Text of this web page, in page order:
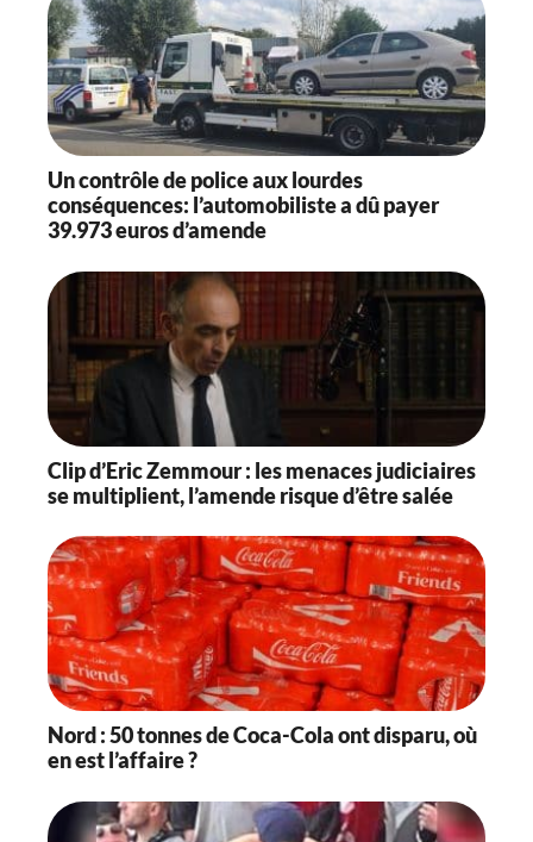
Un contrôle de police aux lourdes
conséquences: l’automobiliste a dû payer
39.973 euros d’amende
Clip d’Eric Zemmour : les menaces judiciaires
se multiplient, l’amende risque d’être salée
Nord : 50 tonnes de Coca-Cola ont disparu, où
en est l’affaire ?